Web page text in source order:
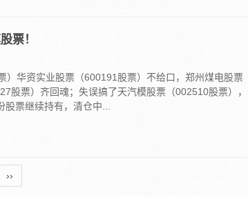
票！
）华资实业股票（600191股票）不给口，郑州煤电股票
股票）齐回魂；失误搞了天汽模股票（002510股票），
票继续持有，清仓中...
››